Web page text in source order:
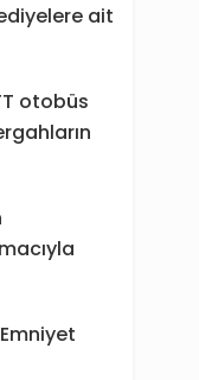
ait
otobüs